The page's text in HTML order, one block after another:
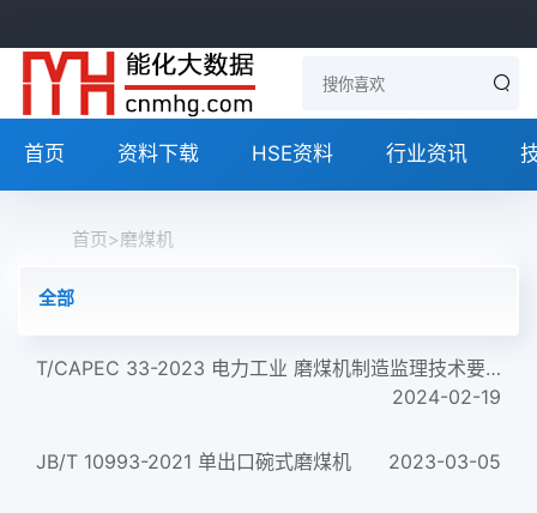
首页 资料下载 HSE资料 行业资讯
首页>磨煤机
全部
T/CAPEC 33-2023 电力工业 磨煤机制造监理技术要求
2024-02-19
JB/T 10993-2021 单出口碗式磨煤机 2023-03-05